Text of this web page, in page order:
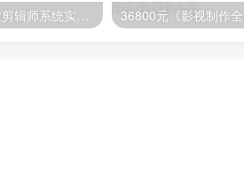
26800元《职业剪辑师系统实战就业班》400节课程，包含视听语言、编剧、影视剪辑、短片剪辑、长片剪辑等内容。非常适合想要进阶学习剪辑知识的朋友